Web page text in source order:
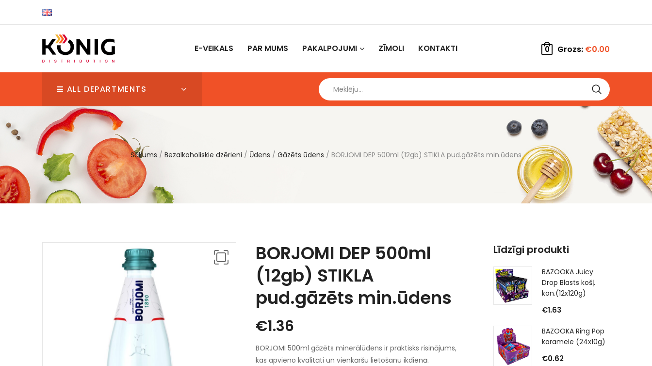
E-VEIKALS PAR MUMS PAKALPOJUMI ZĪMOLI KONTAKTI 0 Grozs: €0.00
ALL DEPARTMENTS
Sākums Bezalkoholiskie dzērieni Ūdens Gāzēts ūdens BORJOMI DEP 500ml (12gb) STIKLA pud.gāzēts min.ūdens
BORJOMI DEP 500ml
(12gb) STIKLA
pud.gāzēts min.ūdens
€1.36
BORJOMI 500ml gāzēts minerālūdens ir praktisks risinājums,
kas apvieno kvalitāti un vienkāršu lietošanu ikdienā.
Līdzīgi produkti
BAZOOKA Juicy
Drop Blasts košļ.
kon.(12x120g)
€1.63
BAZOOKA Ring Pop
karamele (24x10g)
€0.62